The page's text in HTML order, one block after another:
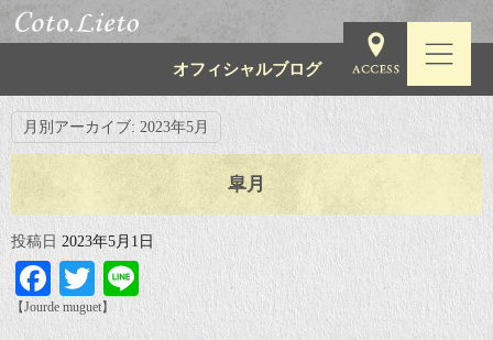
オフィシャルブログ
月別アーカイブ: 2023年5月
皐月
投稿日 2023年5月1日
Facebook
Twitter
Line
【Jourde muguet】